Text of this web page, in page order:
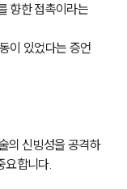
향한 접촉이라는
이 있었다는 증언
의 신빙성을 공격하
요합니다.